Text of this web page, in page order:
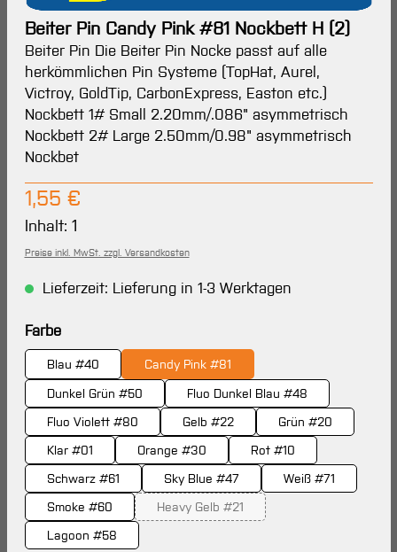
Beiter Pin Candy Pink #81 Nockbett H (2)
Beiter Pin Die Beiter Pin Nocke passt auf alle
herkömmlichen Pin Systeme (TopHat, Aurel,
Victroy, GoldTip, CarbonExpress, Easton etc.)
Nockbett 1# Small 2.20mm/.086" asymmetrisch
Nockbett 2# Large 2.50mm/0.98" asymmetrisch
Nockbet
Regulärer Preis:
1,55 €
Inhalt: 1
Preise inkl. MwSt. zzgl. Versandkosten
Lieferzeit: Lieferung in 1-3 Werktagen
Farbeauswählen
Blau #40
Candy Pink #81
Dunkel Grün #50
Fluo Dunkel Blau #48
Fluo Violett #80
Gelb #22
Grün #20
Klar #01
Orange #30
Rot #10
Schwarz #61
Sky Blue #47
Weiß #71
Smoke #60
Heavy Gelb #21
(Diese Option ist zurzeit nicht
Lagoon #58